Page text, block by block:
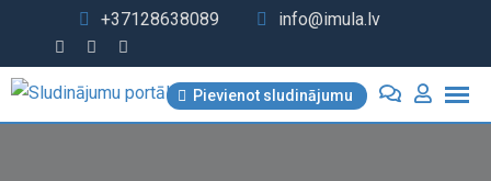
content
+37128638089 info@imula.lv
Pievienot sludinājumu